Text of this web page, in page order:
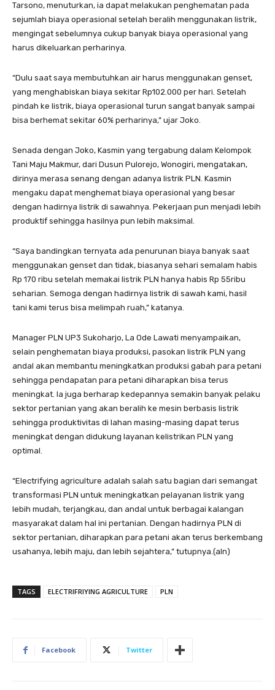
Tarsono, menuturkan, ia dapat melakukan penghematan pada
sejumlah biaya operasional setelah beralih menggunakan listrik,
mengingat sebelumnya cukup banyak biaya operasional yang
harus dikeluarkan perharinya.
“Dulu saat saya membutuhkan air harus menggunakan genset,
yang menghabiskan biaya sekitar Rp102.000 per hari. Setelah
pindah ke listrik, biaya operasional turun sangat banyak sampai
bisa berhemat sekitar 60% perharinya,” ujar Joko.
Senada dengan Joko, Kasmin yang tergabung dalam Kelompok
Tani Maju Makmur, dari Dusun Pulorejo, Wonogiri, mengatakan,
dirinya merasa senang dengan adanya listrik PLN. Kasmin
mengaku dapat menghemat biaya operasional yang besar
dengan hadirnya listrik di sawahnya. Pekerjaan pun menjadi lebih
produktif sehingga hasilnya pun lebih maksimal.
“Saya bandingkan ternyata ada penurunan biaya banyak saat
menggunakan genset dan tidak, biasanya sehari semalam habis
Rp 170 ribu setelah memakai listrik PLN hanya habis Rp 55ribu
seharian. Semoga dengan hadirnya listrik di sawah kami, hasil
tani kami terus bisa melimpah ruah,” katanya.
Manager PLN UP3 Sukoharjo, La Ode Lawati menyampaikan,
selain penghematan biaya produksi, pasokan listrik PLN yang
andal akan membantu meningkatkan produksi gabah para petani
sehingga pendapatan para petani diharapkan bisa terus
meningkat. Ia juga berharap kedepannya semakin banyak pelaku
sektor pertanian yang akan beralih ke mesin berbasis listrik
sehingga produktivitas di lahan masing-masing dapat terus
meningkat dengan didukung layanan kelistrikan PLN yang
optimal.
“Electrifying agriculture adalah salah satu bagian dari semangat
transformasi PLN untuk meningkatkan pelayanan listrik yang
lebih mudah, terjangkau, dan andal untuk berbagai kalangan
masyarakat dalam hal ini pertanian. Dengan hadirnya PLN di
sektor pertanian, diharapkan para petani akan terus berkembang
usahanya, lebih maju, dan lebih sejahtera,” tutupnya.(aln)
TAGS ELECTRIFRIYING AGRICULTURE PLN
Facebook Twitter